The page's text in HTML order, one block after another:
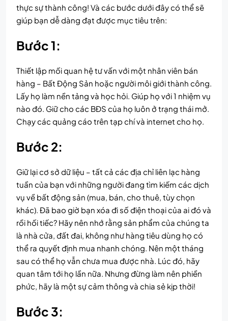
thực sự thành công! Và các bước dưới đây có thể sẽ
giúp bạn dễ dàng đạt được mục tiêu trên:
Bước 1:
Thiết lập mối quan hệ tư vấn với một nhân viên bán
hàng – Bất Động Sản hoặc người môi giới thành công.
Lấy họ làm nền tảng và học hỏi. Giúp họ với 1 nhiệm vụ
nào đó. Giữ cho các BĐS của họ luôn ở trạng thái mở.
Chạy các quảng cáo trên tạp chí và internet cho họ.
Bước 2:
Giữ lại cơ sở dữ liệu – tất cả các địa chỉ liên lạc hàng
tuần của bạn với những người đang tìm kiếm các dịch
vụ về bất động sản (mua, bán, cho thuê, tùy chọn
khác). Đã bao giờ bạn xóa đi số điện thoại của ai đó và
rồi hối tiếc? Hãy nên nhớ rằng sản phẩm của chúng ta
là nhà cửa, đất đai, không như hàng tiêu dùng họ có
thể ra quyết định mua nhanh chóng. Nên một tháng
sau có thể họ vẫn chưa mua được nhà. Lúc đó, hãy
quan tâm tới họ lần nữa. Nhưng đừng làm nên phiền
phức, hãy là một sự cảm thông và chia sẻ kịp thời!
Bước 3: